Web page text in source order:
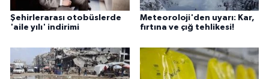
Şehirlerarası otobüslerde
'aile yılı' indirimi
Meteoroloji'den uyarı: Kar,
fırtına ve çığ tehlikesi!